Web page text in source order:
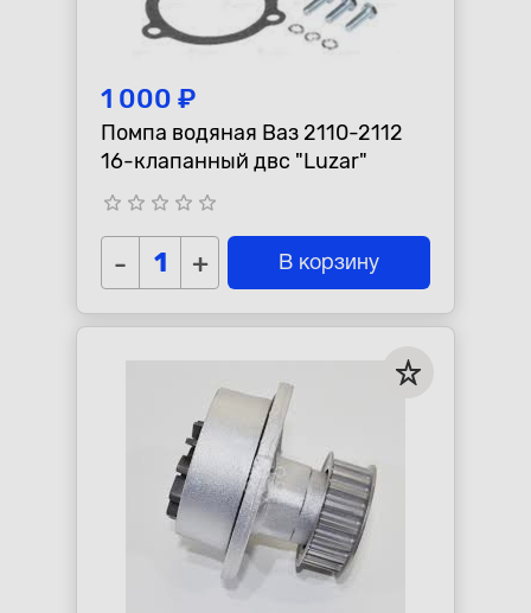
1 000 ₽
Помпа водяная Ваз 2110-2112
16-клапанный двс "Luzar"
star_border star_border star_border star_border star_border
- + В корзину